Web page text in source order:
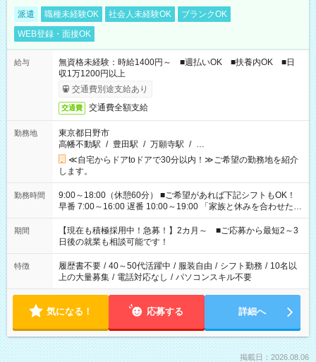
派遣 職種未経験OK 社会人未経験OK
ブランクOK
WEB登録・面接OK
給与
無資格未経験：時給1400円～ ■週払いOK ■扶養内OK ■日
収1万1200円以上
交通費別途支給あり
交通費 交通費全額支給
勤務地
東京都日野市
高幡不動駅 / 豊田駅 / 万願寺駅 / …
≪自宅からドアtoドアで30分以内！≫ご希望の勤務地を紹介
します。
勤務時間
9:00～18:00（休憩60分） ■ご希望があれば下記シフトもOK！
早番 7:00～16:00 遅番 10:00～19:00 「家族と休みを合わせた
い」 「余裕を持って夕飯の準備がしたい」 「できれば残業はし
たくない」 など、ご希望を教えてくださいね。 ※Wワーク希望
の方へ 今ご覧のお仕事で希望する勤務時間と、もう1つのお仕事
の勤務時間。 合計で週40時間を超える場合は応募できません。
期間
【現在も積極採用中！急募！】2カ月～ ■ご応募から最短2～3
日後の就業も相談可能です！
特徴 履歴書不要 / 40～50代活躍中 / 服装自由 / シフト勤務 / 10名以
上の大量募集 / 電話対応なし / パソコンスキル不要
気になる！ 応募する 詳細へ
掲載日：2026.08.06